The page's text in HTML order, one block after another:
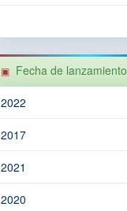
Fecha de lanzamiento
2022
2017
2021
2020